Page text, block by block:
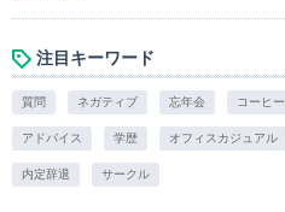
注目キーワード
質問 ネガティブ 忘年会 コーヒー
アドバイス 学歴 オフィスカジュアル
内定辞退 サークル